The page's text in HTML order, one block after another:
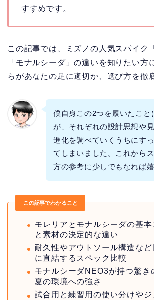
すすめです。
この記事では、ミズノの人気スパイク
「モナルシーダ」の違いを知りたい方
らがあなたの足に適切か、選び方を徹
僕自身この2つを履いたこと
が、それぞれの設計思想や
進化を調べていくうちにす
てしまいました。これから
方の参考に少しでもなれば
この記事でわかること
モレリアとモナルシーダの基本
と素材の決定的な違い
耐久性やアウトソール構造など
に直結するスペック比較
モナルシーダNEO3が持つ驚き
夏の環境への強さ
試合用と練習用の使い分けやジ